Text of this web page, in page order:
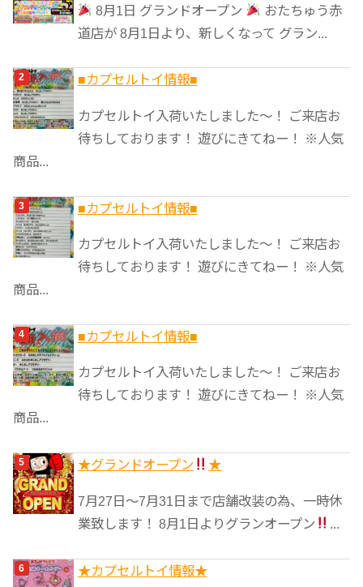
ー
8月1日 グランドオープン
おたちゅう赤
道店が 8月1日より、新しくなって グラン...
■カプセルトイ情報■
カプセルトイ入荷いたしました〜！ ご来店お
待ちしております！ 遊びにきてねー！ ※人気
商品...
■カプセルトイ情報■
カプセルトイ入荷いたしました〜！ ご来店お
待ちしております！ 遊びにきてねー！ ※人気
商品...
■カプセルトイ情報■
カプセルトイ入荷いたしました〜！ ご来店お
待ちしております！ 遊びにきてねー！ ※人気
商品...
★グランドオープン ★
7月27日〜7月31日まで店舗改装の為、一時休
業致します！ 8月1日よりグランオープン
...
★カプセルトイ情報★